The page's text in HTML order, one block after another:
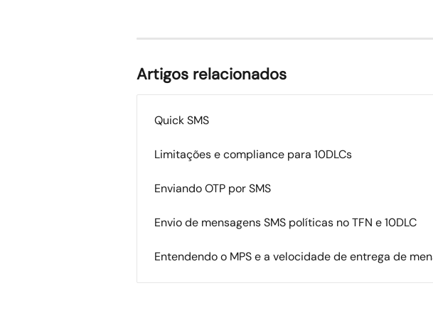
Artigos relacionados
Quick SMS
Limitações e compliance para 10DLCs
Enviando OTP por SMS
Envio de mensagens SMS políticas no TFN e 10DLC
Entendendo o MPS e a velocidade de entrega de